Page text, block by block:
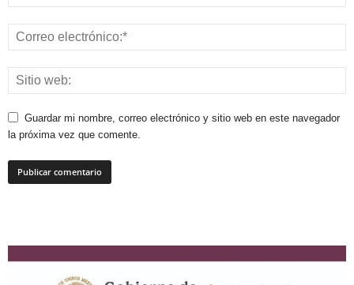
Guardar mi nombre, correo electrónico y sitio web en este navegador
la próxima vez que comente.